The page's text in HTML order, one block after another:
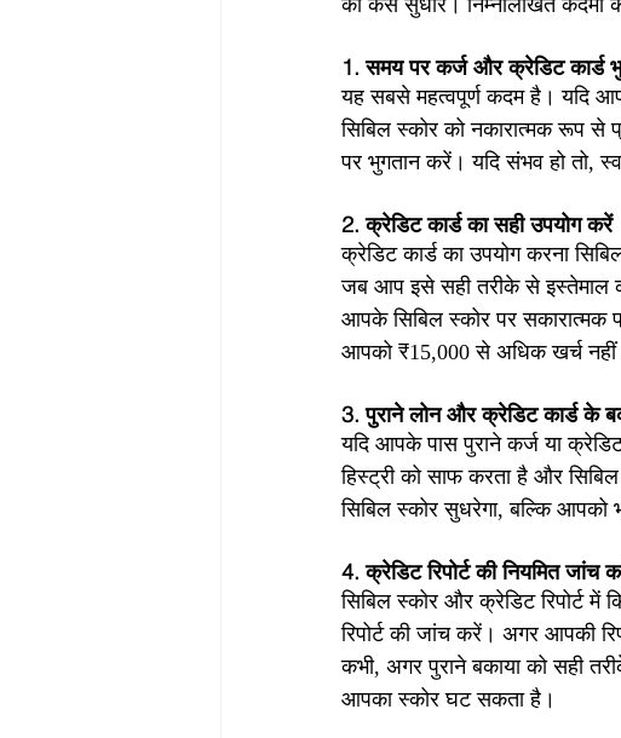
को कैसे सुधारें। निम्नलिखित
1. समय पर कर्ज और क्रेडिट कार्ड
यह सबसे महत्वपूर्ण कदम है। यदि
सिबिल स्कोर को नकारात्मक रूप से
पर भुगतान करें। यदि संभव हो तो,
2. क्रेडिट कार्ड का सही उपयोग करें
क्रेडिट कार्ड का उपयोग करना
जब आप इसे सही तरीके से इस्तेमाल
आपके सिबिल स्कोर पर सकारात्मक
आपको ₹15,000 से अधिक खर्च नहीं
3. पुराने लोन और क्रेडिट कार्ड के
यदि आपके पास पुराने कर्ज या
हिस्ट्री को साफ करता है और
सिबिल स्कोर सुधरेगा, बल्कि आपको
4. क्रेडिट रिपोर्ट की नियमित जांच
सिबिल स्कोर और क्रेडिट रिपोर्ट
रिपोर्ट की जांच करें। अगर आपकी
कभी, अगर पुराने बकाया को सही
आपका स्कोर घट सकता है।